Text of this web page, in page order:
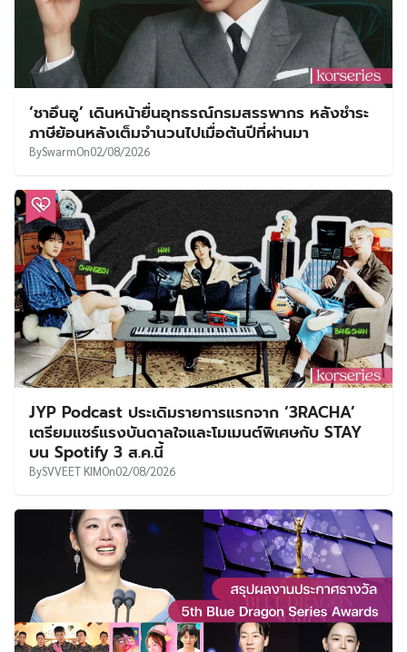
‘ชาอึนอู’ เดินหน้ายื่นอุทธรณ์กรมสรรพากร หลังชำระ
ภาษีย้อนหลังเต็มจำนวนไปเมื่อต้นปีที่ผ่านมา
BySwarmOn02/08/2026
JYP Podcast ประเดิมรายการแรกจาก ‘3RACHA’
เตรียมแชร์แรงบันดาลใจและโมเมนต์พิเศษกับ STAY
บน Spotify 3 ส.ค.นี้
BySVVEET KIMOn02/08/2026